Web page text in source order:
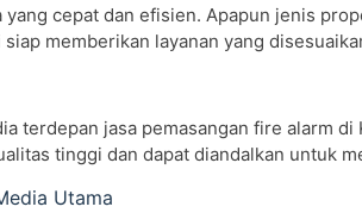
cepat dan efisien. Apapun jenis
memberikan layanan yang
terdepan jasa pemasangan fire alarm
tinggi dan dapat diandalkan untuk
Utama